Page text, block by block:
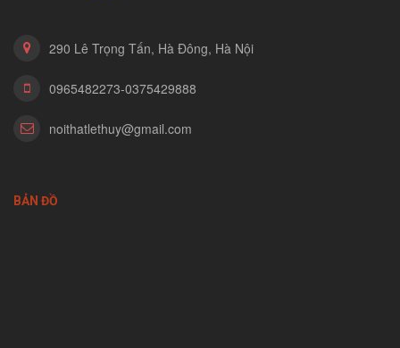
290 Lê Trọng Tấn, Hà Đông, Hà Nội
0965482273-0375429888
noithatlethuy@gmail.com
BẢN ĐỒ